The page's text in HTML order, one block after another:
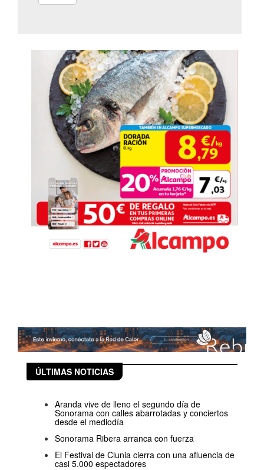
ÚLTIMAS NOTICIAS
Aranda vive de lleno el segundo día de
Sonorama con calles abarrotadas y conciertos
desde el mediodía
Sonorama Ribera arranca con fuerza
El Festival de Clunia cierra con una afluencia de
casi 5.000 espectadores